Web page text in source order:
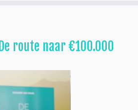
De route naar €100.000